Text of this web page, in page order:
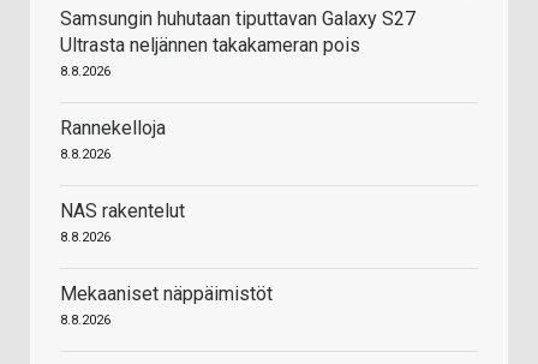
Samsungin huhutaan tiputtavan Galaxy S27
Ultrasta neljännen takakameran pois
8.8.2026
Rannekelloja
8.8.2026
NAS rakentelut
8.8.2026
Mekaaniset näppäimistöt
8.8.2026